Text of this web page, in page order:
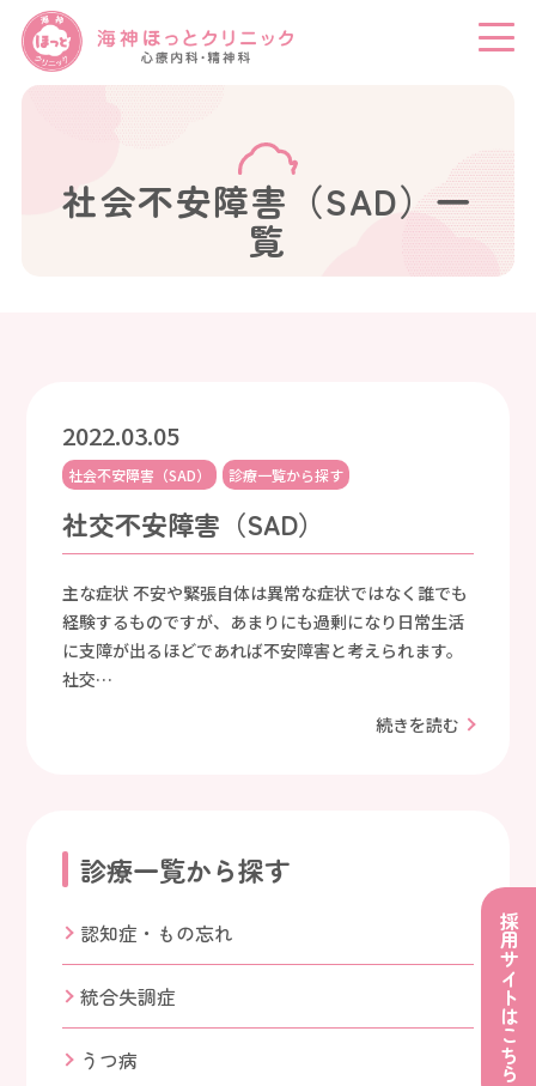
社会不安障害（SAD）一
覧
2022.03.05
社会不安障害（SAD） 診療一覧から探す
社交不安障害（SAD）
主な症状 不安や緊張自体は異常な症状ではなく誰でも
経験するものですが、あまりにも過剰になり日常生活
に支障が出るほどであれば不安障害と考えられます。
社交…
続きを読む
診療一覧から探す
認知症・もの忘れ
統合失調症
うつ病 採用サイトはこちら